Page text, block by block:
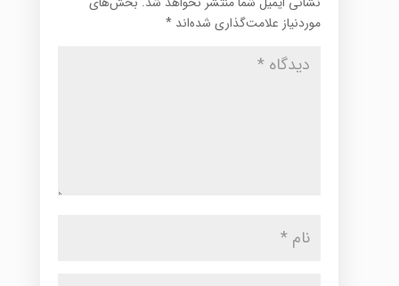
موردنیاز علامت‌گذاری شده‌اند *